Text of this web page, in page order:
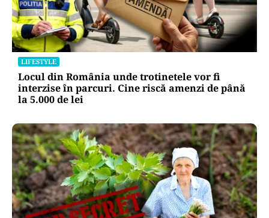
LIFESTYLE
Locul din România unde trotinetele vor fi
interzise în parcuri. Cine riscă amenzi de până
la 5.000 de lei